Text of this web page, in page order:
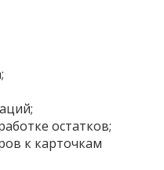
остатков;
к карточкам